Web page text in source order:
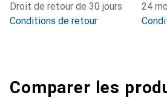
Droit de retour de 30 jours
Conditions de retour
24
Comparer les